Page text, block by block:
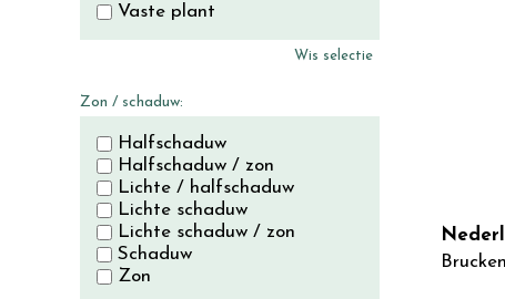
Vaste plant
Wis selectie
Zon / schaduw:
Halfschaduw
Halfschaduw / zon
Lichte / halfschaduw
Lichte schaduw
Lichte schaduw / zon
Schaduw
Zon